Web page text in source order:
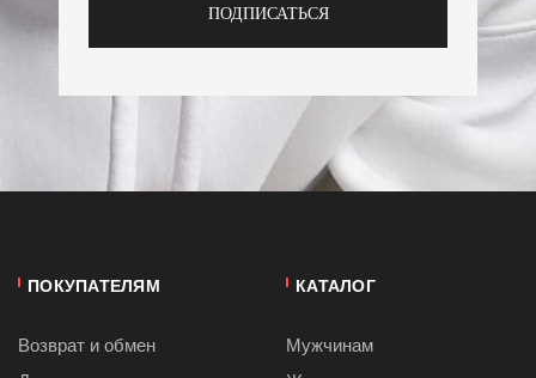
ПОДПИСАТЬСЯ
ПОКУПАТЕЛЯМ
Возврат и обмен
КАТАЛОГ
Мужчинам